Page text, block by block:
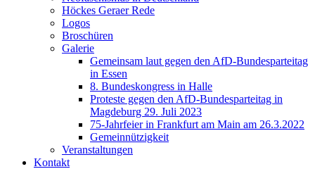
Höckes Geraer Rede
Logos
Broschüren
Galerie
Gemeinsam laut gegen den AfD-Bundesparteitag
in Essen
8. Bundeskongress in Halle
Proteste gegen den AfD-Bundesparteitag in
Magdeburg 29. Juli 2023
75-Jahrfeier in Frankfurt am Main am 26.3.2022
Gemeinnützigkeit
Veranstaltungen
Kontakt